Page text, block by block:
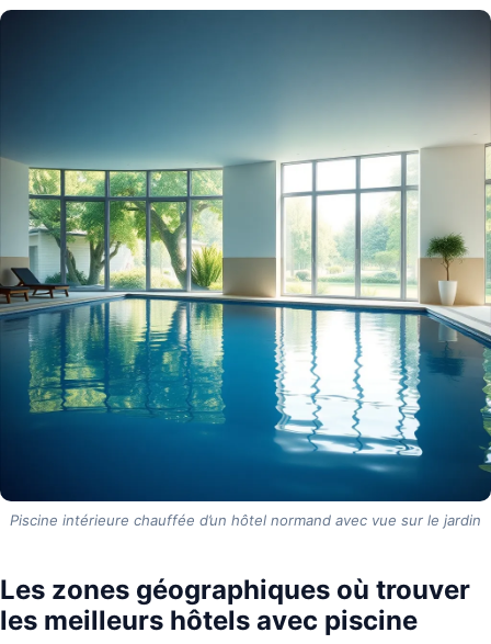
Piscine intérieure chauffée d’un hôtel normand avec vue sur le jardin
Les zones géographiques où trouver
les meilleurs hôtels avec piscine